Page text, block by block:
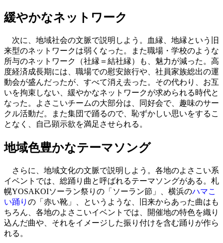
緩やかなネットワーク
次に、地域社会の文脈で説明しよう。血縁、地縁という旧
来型のネットワークは弱くなった。また職場・学校のような
所与のネットワーク（社縁＝結社縁）も、魅力が減った。高
度経済成長期には、職場での慰安旅行や、社員家族総出の運
動会が盛んだったが、すべて消え去った。その代わり、お互
いを拘束しない、緩やかなネットワークが求められる時代と
なった。よさこいチームの大部分は、同好会で、趣味のサー
クル活動だ。また集団で踊るので、恥ずかしい思いをするこ
となく、自己顕示欲を満足させられる。
地域色豊かなテーマソング
さらに、地域文化の文脈で説明しよう。各地のよさこい系
イベントでは、総踊り曲と呼ばれるテーマソングがある。札
幌YOSAKOIソーラン祭りの「ソーラン節」、横浜のハマこ
い踊り の「赤い靴」、というような、旧来からあった曲はも
ちろん、各地のよさこいイベントでは、開催地の特色を織り
込んだ曲や、それをイメージした振り付けを含む踊りが作ら
れる。